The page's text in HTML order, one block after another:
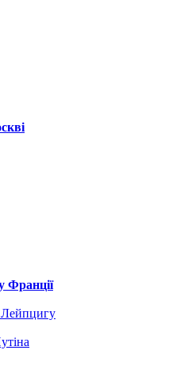
Франції
Лейпцигу